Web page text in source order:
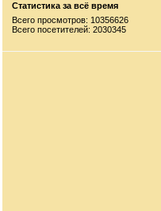
Статистика за всё время
Всего просмотров: 10356626
Всего посетителей: 2030345